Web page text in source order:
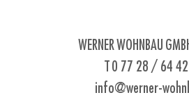
WERNER WOHNBAU
T 0 77 28 / 64
info@werner-